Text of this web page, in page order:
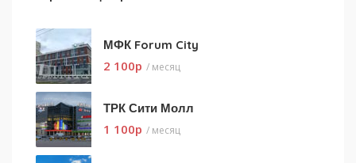
МФК Forum City
2 100p / месяц
ТРК Сити Молл
1 100p / месяц